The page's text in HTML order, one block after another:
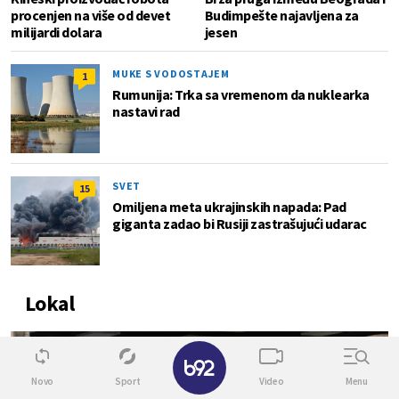
procenjen na više od devet
milijardi dolara
Budimpešte najavljena za
jesen
1 MUKE S VODOSTAJEM
Rumunija: Trka sa vremenom da nuklearka
nastavi rad
15 SVET
Omiljena meta ukrajinskih napada: Pad
giganta zadao bi Rusiji zastrašujući udarac
Lokal
Novo Sport Video Menu
✕